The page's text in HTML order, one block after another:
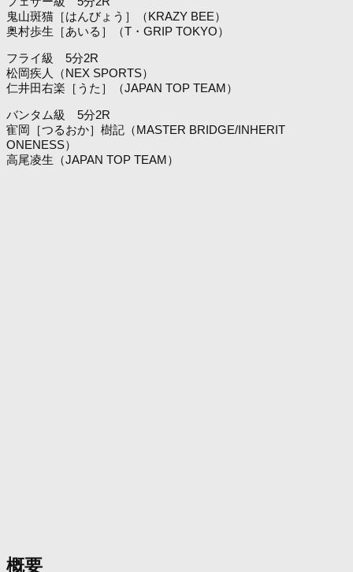
鬼山斑猫［はんびょう］（KRAZY BEE）
奥村歩生［あいる］（T・GRIP TOKYO）
フライ級 5分2R
松岡疾人（NEX SPORTS）
仁井田右楽［うた］（JAPAN TOP TEAM）
バンタム級 5分2R
寉岡［つるおか］樹記（MASTER BRIDGE/INHERIT
ONENESS）
高尾凌生（JAPAN TOP TEAM）
概要